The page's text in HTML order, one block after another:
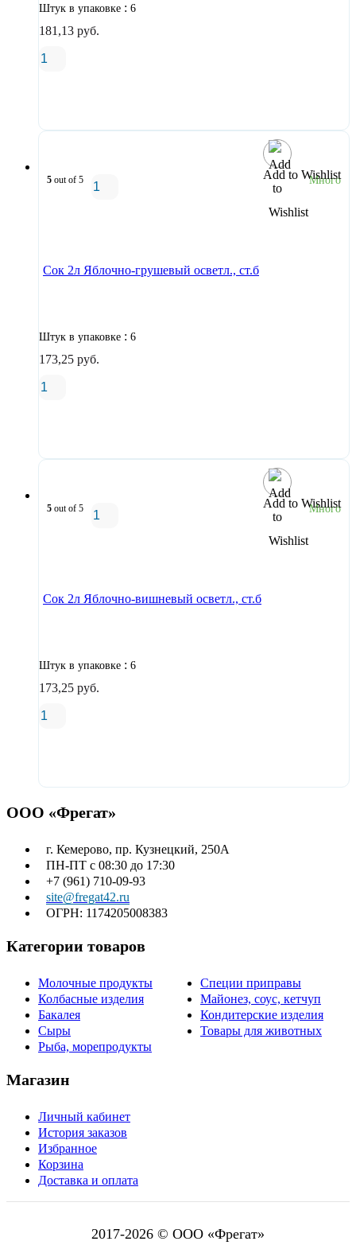
Штук в упаковке : 6
181,13 руб.
Add to Wishlist
5 out of 5 Много
Сок 2л Яблочно-грушевый осветл., ст.б
Штук в упаковке : 6
173,25 руб.
Add to Wishlist
5 out of 5 Много
Сок 2л Яблочно-вишневый осветл., ст.б
Штук в упаковке : 6
173,25 руб.
ООО «Фрегат»
г. Кемерово, пр. Кузнецкий, 250А
ПН-ПТ с 08:30 до 17:30
+7 (961) 710-09-93
site@fregat42.ru
ОГРН: 1174205008383
Категории товаров
Молочные продукты
Колбасные изделия
Бакалея
Сыры
Рыба, морепродукты
Специи приправы
Майонез, соус, кетчуп
Кондитерские изделия
Товары для животных
Магазин
Личный кабинет
История заказов
Избранное
Корзина
Доставка и оплата
2017-2026 © ООО «Фрегат»